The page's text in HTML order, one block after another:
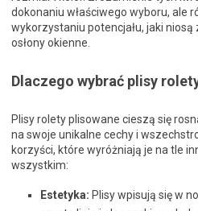
dokonaniu właściwego wyboru, ale
wykorzystaniu potencjału, jaki
osłony okienne.
Dlaczego wybrać plisy
Plisy rolety plisowane cieszą się
na swoje unikalne cechy i
korzyści, które wyróżniają je na tle
wszystkim:
Estetyka: Plisy wpisują się w